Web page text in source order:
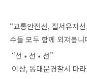
“교통안전선, 질서유지
수들 모두 함께 외쳐봅니
“선 • 선 • 선”
이상, 동대문경찰서 마